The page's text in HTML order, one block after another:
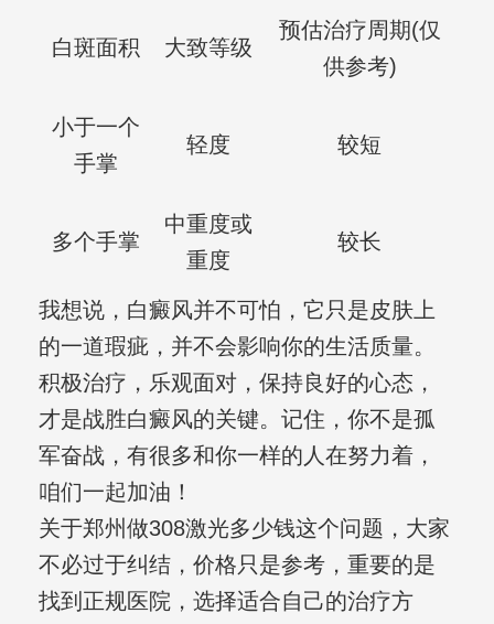
白斑面积 大致等级
预估治疗周期(仅
供参考)
小于一个
手掌
轻度 较短
多个手掌
中重度或
重度
较长
我想说，白癜风并不可怕，它只是皮肤上
的一道瑕疵，并不会影响你的生活质量。
积极治疗，乐观面对，保持良好的心态，
才是战胜白癜风的关键。记住，你不是孤
军奋战，有很多和你一样的人在努力着，
咱们一起加油！
关于郑州做308激光多少钱这个问题，大家
不必过于纠结，价格只是参考，重要的是
找到正规医院，选择适合自己的治疗方